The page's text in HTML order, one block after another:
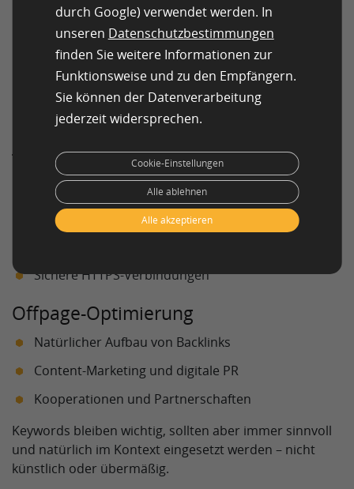
Content-Optimierung
Erstellung hochwertiger und
einzigartiger Inhalte
Beantwortung konkreter Nutzerfragen (Search
Intent)
Klare Struktur durch Überschriften und Absätze
Technisches SEO
Schnelle Ladezeiten
Mobile Optimierung
Sichere HTTPS-Verbindungen
Offpage-Optimierung
Natürlicher Aufbau von Backlinks
Content-Marketing und digitale PR
Kooperationen und Partnerschaften
Keywords bleiben wichtig, sollten aber immer sinnvoll
und natürlich im Kontext eingesetzt werden – nicht
künstlich oder übermäßig.
durch Google) verwendet werden. In
unseren Datenschutzbestimmungen
finden Sie weitere Informationen zur
Funktionsweise und zu den Empfängern.
Sie können der Datenverarbeitung
jederzeit widersprechen.
Alle akzeptieren
Alle ablehnen
Cookie-Einstellungen